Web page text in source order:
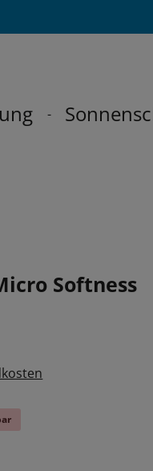
Softness